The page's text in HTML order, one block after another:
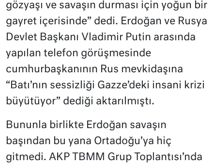
gözyaşı ve savaşın durması için yoğun bir
gayret içerisinde” dedi. Erdoğan ve Rusya
Devlet Başkanı Vladimir Putin arasında
yapılan telefon görüşmesinde
cumhurbaşkanının Rus mevkidaşına
“Batı’nın sessizliği Gazze’deki insani krizi
büyütüyor” dediği aktarılmıştı.
Bununla birlikte Erdoğan savaşın
başından bu yana Ortadoğu’ya hiç
gitmedi. AKP TBMM Grup Toplantısı’nda